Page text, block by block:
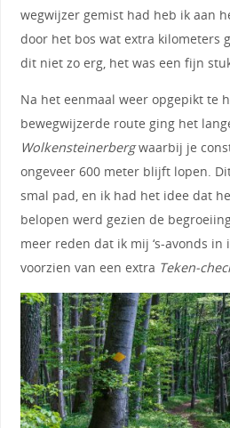
wegwijzer gemist had heb ik aan
door het bos wat extra kilometers
dit niet zo erg, het was een fijn
Na het eenmaal weer opgepikt te
bewegwijzerde route ging het
Wolkensteinerbergwaarbij je
ongeveer 600 meter blijft lopen.
smal pad, en ik had het idee dat
belopen werd gezien de
meer reden dat ik mij ‘s-avonds in
voorzien van een extra Teken-